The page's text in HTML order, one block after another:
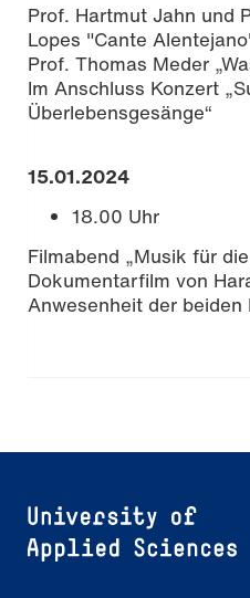
Prof. Hartmut Jahn und
Lopes "Cante
Prof. Thomas Meder
Im Anschluss Konzert
Überlebensgesänge“
15.01.2024
18.00 Uhr
Filmabend „Musik für
Dokumentarfilm von
Anwesenheit der beiden